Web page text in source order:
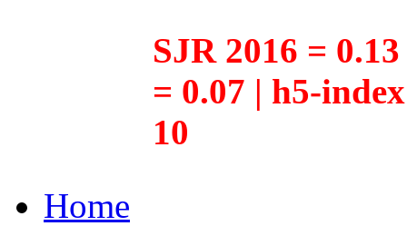
SJR 2016 =
= 0.07 | h5-
10
Home